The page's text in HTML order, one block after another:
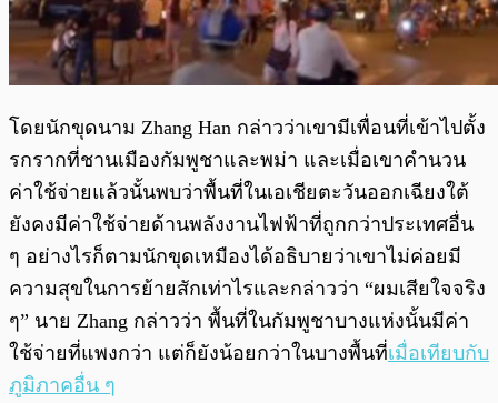
โดยนักขุดนาม Zhang Han กล่าวว่าเขามีเพื่อนที่เข้าไปตั้ง
รกรากที่ชานเมืองกัมพูชาและพม่า และเมื่อเขาคำนวน
ค่าใช้จ่ายแล้วนั้นพบว่าพื้นที่ในเอเชียตะวันออกเฉียงใต้
ยังคงมีค่าใช้จ่ายด้านพลังงานไฟฟ้าที่ถูกกว่าประเทศอื่น
ๆ อย่างไรก็ตามนักขุดเหมืองได้อธิบายว่าเขาไม่ค่อยมี
ความสุขในการย้ายสักเท่าไรและกล่าวว่า “ผมเสียใจจริง
ๆ” นาย Zhang กล่าวว่า พื้นที่ในกัมพูชาบางแห่งนั้นมีค่า
ใช้จ่ายที่แพงกว่า แต่ก็ยังน้อยกว่าในบางพื้นที่เมื่อเทียบกับ
ภูมิภาคอื่น ๆ